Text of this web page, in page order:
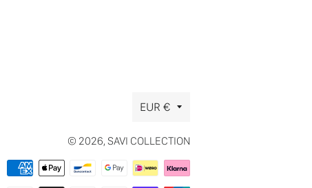
Moneda
EUR €
© 2026, SAVI COLLECTION
de
pago